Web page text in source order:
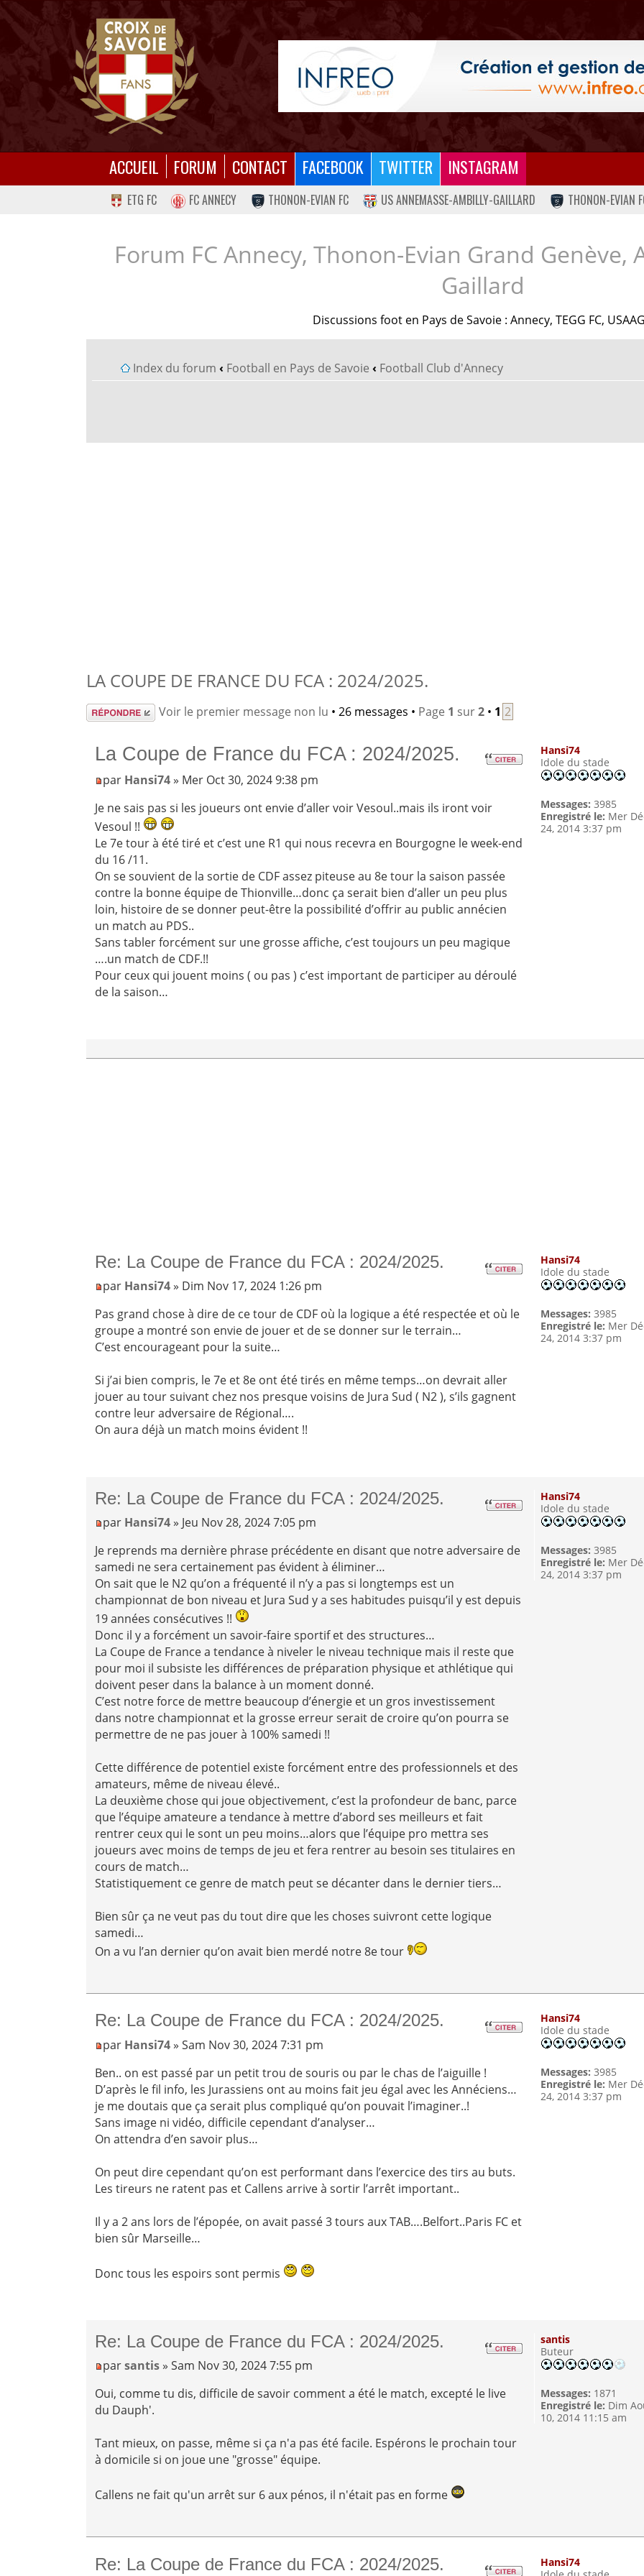
ACCUEIL FORUM CONTACT FACEBOOK TWITTER INSTAGRAM
ETG FC FC ANNECY THONON-EVIAN FC US ANNEMASSE-AMBILLY-GAILLARD THONON-EVIAN
Forum FC Annecy, Thonon-Evian Grand Genève,
Gaillard
Discussions foot en Pays de Savoie : Annecy, TEGG FC,
Index du forum ‹ Football en Pays de Savoie ‹ Football Club d'Annecy
LA COUPE DE FRANCE DU FCA : 2024/2025.
Répondre Voir le premier message non lu • 26 messages • Page 1 sur2• 1 2
La Coupe de France du FCA : 2024/2025.
par Hansi74» Mer Oct 30, 2024 9:38 pm
Je ne sais pas si les joueurs ont envie d’aller voir Vesoul..mais ils iront voir
Vesoul !!
Le 7e tour à été tiré et c’est une R1 qui nous recevra en Bourgogne le week-end
du 16 /11.
On se souvient de la sortie de CDF assez piteuse au 8e tour la saison passée
contre la bonne équipe de Thionville…donc ça serait bien d’aller un peu plus
loin, histoire de se donner peut-être la possibilité d’offrir au public annécien
un match au PDS..
Sans tabler forcément sur une grosse affiche, c’est toujours un peu magique
….un match de CDF.!!
Pour ceux qui jouent moins ( ou pas ) c’est important de participer au déroulé
de la saison…
Hansi74
Idole du stade
Messages: 3985
Enregistré le: Mer
24, 2014 3:37 pm
Re: La Coupe de France du FCA : 2024/2025.
par Hansi74» Dim Nov 17, 2024 1:26 pm
Pas grand chose à dire de ce tour de CDF où la logique a été respectée et où le
groupe a montré son envie de jouer et de se donner sur le terrain…
C’est encourageant pour la suite…
Si j’ai bien compris, le 7e et 8e ont été tirés en même temps…on devrait aller
jouer au tour suivant chez nos presque voisins de Jura Sud ( N2 ), s’ils gagnent
contre leur adversaire de Régional….
On aura déjà un match moins évident !!
Hansi74
Idole du stade
Messages: 3985
Enregistré le: Mer
24, 2014 3:37 pm
Re: La Coupe de France du FCA : 2024/2025.
par Hansi74 » Jeu Nov 28, 2024 7:05 pm
Je reprends ma dernière phrase précédente en disant que notre adversaire de
samedi ne sera certainement pas évident à éliminer…
On sait que le N2 qu’on a fréquenté il n’y a pas si longtemps est un
championnat de bon niveau et Jura Sud y a ses habitudes puisqu’il y est depuis
19 années consécutives !!
Donc il y a forcément un savoir-faire sportif et des structures…
La Coupe de France a tendance à niveler le niveau technique mais il reste que
pour moi il subsiste les différences de préparation physique et athlétique qui
doivent peser dans la balance à un moment donné.
C’est notre force de mettre beaucoup d’énergie et un gros investissement
dans notre championnat et la grosse erreur serait de croire qu’on pourra se
permettre de ne pas jouer à 100% samedi !!
Cette différence de potentiel existe forcément entre des professionnels et des
amateurs, même de niveau élevé..
La deuxième chose qui joue objectivement, c’est la profondeur de banc, parce
que l’équipe amateure a tendance à mettre d’abord ses meilleurs et fait
rentrer ceux qui le sont un peu moins…alors que l’équipe pro mettra ses
joueurs avec moins de temps de jeu et fera rentrer au besoin ses titulaires en
cours de match…
Statistiquement ce genre de match peut se décanter dans le dernier tiers…
Bien sûr ça ne veut pas du tout dire que les choses suivront cette logique
samedi…
On a vu l’an dernier qu’on avait bien merdé notre 8e tour
Hansi74
Idole du stade
Messages: 3985
Enregistré le: Mer
24, 2014 3:37 pm
Re: La Coupe de France du FCA : 2024/2025.
par Hansi74» Sam Nov 30, 2024 7:31 pm
Ben.. on est passé par un petit trou de souris ou par le chas de l’aiguille !
D’après le fil info, les Jurassiens ont au moins fait jeu égal avec les Annéciens…
je me doutais que ça serait plus compliqué qu’on pouvait l’imaginer..!
Sans image ni vidéo, difficile cependant d’analyser…
On attendra d’en savoir plus…
On peut dire cependant qu’on est performant dans l’exercice des tirs au buts.
Les tireurs ne ratent pas et Callens arrive à sortir l’arrêt important..
Il y a 2 ans lors de l’épopée, on avait passé 3 tours aux TAB….Belfort..Paris FC et
bien sûr Marseille…
Donc tous les espoirs sont permis
Hansi74
Idole du stade
Messages: 3985
Enregistré le: Mer
24, 2014 3:37 pm
Re: La Coupe de France du FCA : 2024/2025.
parsantis » Sam Nov 30, 2024 7:55 pm
Oui, comme tu dis, difficile de savoir comment a été le match, excepté le live
du Dauph'.
Tant mieux, on passe, même si ça n'a pas été facile. Espérons le prochain tour
à domicile si on joue une "grosse" équipe.
Callens ne fait qu'un arrêt sur 6 aux pénos, il n'était pas en forme
santis
Buteur
Messages: 1871
Enregistré le: Dim
10, 2014 11:15 am
Re: La Coupe de France du FCA : 2024/2025.
Hansi74